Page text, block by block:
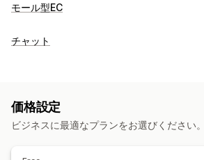
モール型EC
リスティング管理
チャット
自動応答
価格設定
ビジネスに最適なプランをお選びください。